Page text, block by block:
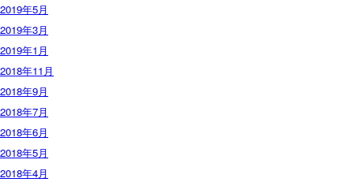
2019年5月
2019年3月
2019年1月
2018年11月
2018年9月
2018年7月
2018年6月
2018年5月
2018年4月